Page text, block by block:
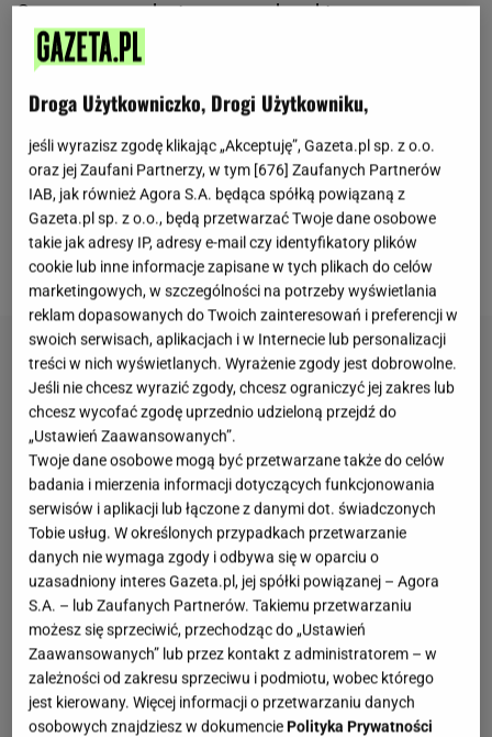
Czarna porzeczkato owoc z charakterem -
intensywna, lekko kwaśna i pełna wartości
odżywczych.
w dżemie, dziś coraz częściej trafia do koktajli,
ciast i... lodów.I dobrze, bo w wersji zmrożonej
smakuje absolutnie obłędnie. W takiej odsłonie jest
świetną alternatywą dla sklepowychdeserów
masz zapas świeżych lub mrożonych porzeczek,
koniecznie spróbuj tegoprzepisu.
Droga Użytkowniczko, Drogi Użytkowniku,
jeśli wyrazisz zgodę klikając „Akceptuję”, Gazeta.pl sp. z o.o.
oraz jej Zaufani Partnerzy, w tym [676] Zaufanych Partnerów
IAB, jak również Agora S.A. będąca spółką powiązaną z
Gazeta.pl sp. z o.o., będą przetwarzać Twoje dane osobowe
takie jak adresy IP, adresy e-mail czy identyfikatory plików
cookie lub inne informacje zapisane w tych plikach do celów
marketingowych, w szczególności na potrzeby wyświetlania
reklam dopasowanych do Twoich zainteresowań i preferencji w
swoich serwisach, aplikacjach i w Internecie lub personalizacji
treści w nich wyświetlanych. Wyrażenie zgody jest dobrowolne.
Jeśli nie chcesz wyrazić zgody, chcesz ograniczyć jej zakres lub
chcesz wycofać zgodę uprzednio udzieloną przejdź do
„Ustawień Zaawansowanych”.
Twoje dane osobowe mogą być przetwarzane także do celów
badania i mierzenia informacji dotyczących funkcjonowania
serwisów i aplikacji lub łączone z danymi dot. świadczonych
Tobie usług. W określonych przypadkach przetwarzanie
danych nie wymaga zgody i odbywa się w oparciu o
uzasadniony interes Gazeta.pl, jej spółki powiązanej – Agora
S.A. – lub Zaufanych Partnerów. Takiemu przetwarzaniu
możesz się sprzeciwić, przechodząc do „Ustawień
Zaawansowanych” lub przez kontakt z administratorem – w
zależności od zakresu sprzeciwu i podmiotu, wobec którego
jest kierowany. Więcej informacji o przetwarzaniu danych
osobowych znajdziesz w dokumencie Polityka Prywatności